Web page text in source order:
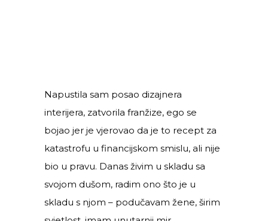
Napustila sam posao dizajnera
interijera, zatvorila franžize, ego se
bojao jer je vjerovao da je to recept za
katastrofu u financijskom smislu, ali nije
bio u pravu. Danas živim u skladu sa
svojom dušom, radim ono što je u
skladu s njom – podučavam žene, širim